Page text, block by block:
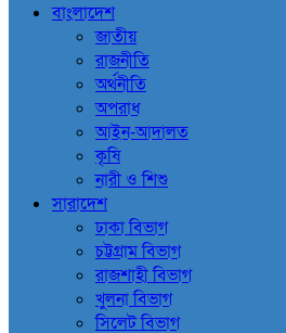
বাংলাদেশ
জাতীয়
রাজনীতি
অর্থনীতি
অপরাধ
আইন-আদালত
কৃষি
নারী ও শিশু
সারাদেশ
ঢাকা বিভাগ
চট্টগ্রাম বিভাগ
রাজশাহী বিভাগ
খুলনা বিভাগ
সিলেট বিভাগ